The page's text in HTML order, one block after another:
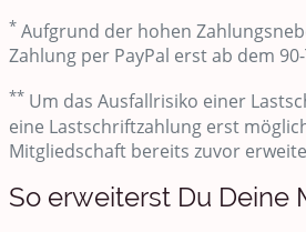
* Aufgrund der hohen
Zahlung per PayPal erst ab dem
** Um das Ausfallrisiko einer
eine Lastschriftzahlung erst
Mitgliedschaft bereits zuvor
So erweiterst Du Deine